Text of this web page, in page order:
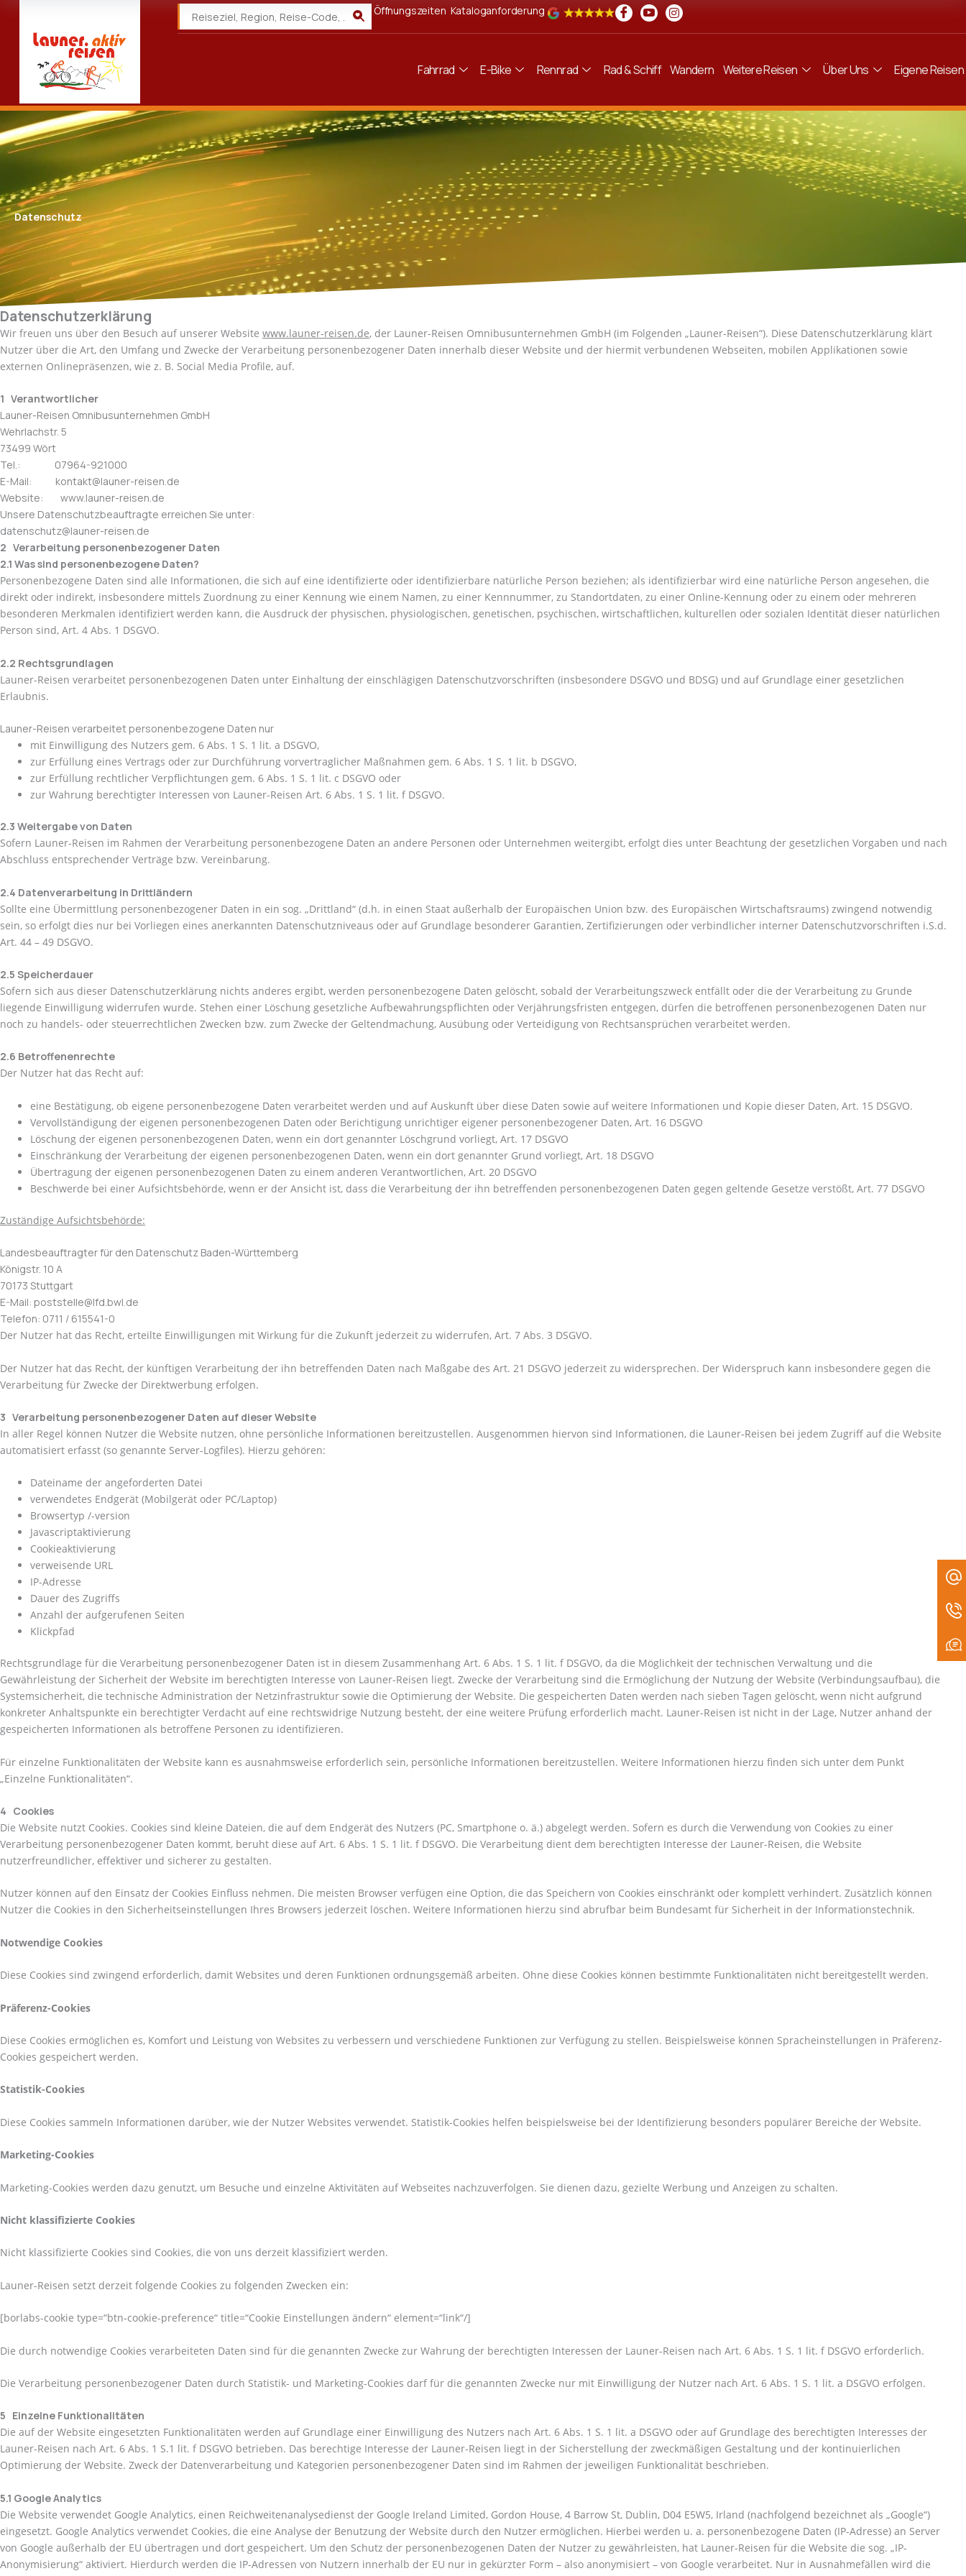
Öffnungszeiten Kataloganforderung
Fahrrad E-Bike Rennrad Rad & Schiff Wandern Weitere Reisen Über Uns Eigene Reisen
Datenschutz
­­Datenschutzerklärung
Wir freuen uns über den Besuch auf unserer Website www.launer-reisen.de, der Launer-Reisen Omnibusunternehmen GmbH (im Folgenden „Launer-Reisen“). Diese Datenschutzerklärung klärt
Nutzer über die Art, den Umfang und Zwecke der Verarbeitung personenbezogener Daten innerhalb dieser Website und der hiermit verbundenen Webseiten, mobilen Applikationen sowie
externen Onlinepräsenzen, wie z. B. Social Media Profile, auf.
1 Verantwortlicher­­
Launer-Reisen Omnibusunternehmen GmbH
Wehrlachstr. 5
73499 Wört
Tel.: 07964-921000
E-Mail: kontakt@launer-reisen.de
Website: www.launer-reisen.de
Unsere Datenschutzbeauftragte erreichen Sie unter:
datenschutz@launer-reisen.de
2 Verarbeitung personenbezogener Daten
2.1 Was sind personenbezogene Daten?
Personenbezogene Daten sind alle Informationen, die sich auf eine identifizierte oder identifizierbare natürliche Person beziehen; als identifizierbar wird eine natürliche Person angesehen, die
direkt oder indirekt, insbesondere mittels Zuordnung zu einer Kennung wie einem Namen, zu einer Kennnummer, zu Standortdaten, zu einer Online-Kennung oder zu einem oder mehreren
besonderen Merkmalen identifiziert werden kann, die Ausdruck der physischen, physiologischen, genetischen, psychischen, wirtschaftlichen, kulturellen oder sozialen Identität dieser natürlichen
Person sind, Art. 4 Abs. 1 DSGVO.
2.2 Rechtsgrundlagen
Launer-Reisen verarbeitet personenbezogenen Daten unter Einhaltung der einschlägigen Datenschutzvorschriften (insbesondere DSGVO und BDSG) und auf Grundlage einer gesetzlichen
Erlaubnis.
Launer-Reisen verarbeitet personenbezogene Daten nur
mit Einwilligung des Nutzers gem. 6 Abs. 1 S. 1 lit. a DSGVO,
zur Erfüllung eines Vertrags oder zur Durchführung vorvertraglicher Maßnahmen gem. 6 Abs. 1 S. 1 lit. b DSGVO,
zur Erfüllung rechtlicher Verpflichtungen gem. 6 Abs. 1 S. 1 lit. c DSGVO oder
zur Wahrung berechtigter Interessen von Launer-Reisen Art. 6 Abs. 1 S. 1 lit. f DSGVO.
2.3 Weitergabe von Daten
Sofern Launer-Reisen im Rahmen der Verarbeitung personenbezogene Daten an andere Personen oder Unternehmen weitergibt, erfolgt dies unter Beachtung der gesetzlichen Vorgaben und nach
Abschluss entsprechender Verträge bzw. Vereinbarung.
2.4 Datenverarbeitung in Drittländern
Sollte eine Übermittlung personenbezogener Daten in ein sog. „Drittland“ (d.h. in einen Staat außerhalb der Europäischen Union bzw. des Europäischen Wirtschaftsraums) zwingend notwendig
sein, so erfolgt dies nur bei Vorliegen eines anerkannten Datenschutzniveaus oder auf Grundlage besonderer Garantien, Zertifizierungen oder verbindlicher interner Datenschutzvorschriften i.S.d.
Art. 44 – 49 DSGVO.
2.5 Speicherdauer
Sofern sich aus dieser Datenschutzerklärung nichts anderes ergibt, werden personenbezogene Daten gelöscht, sobald der Verarbeitungszweck entfällt oder die der Verarbeitung zu Grunde
liegende Einwilligung widerrufen wurde. Stehen einer Löschung gesetzliche Aufbewahrungspflichten oder Verjährungsfristen entgegen, dürfen die betroffenen personenbezogenen Daten nur
noch zu handels- oder steuerrechtlichen Zwecken bzw. zum Zwecke der Geltendmachung, Ausübung oder Verteidigung von Rechtsansprüchen verarbeitet werden.
2.6 Betroffenenrechte
Der Nutzer hat das Recht auf:
eine Bestätigung, ob eigene personenbezogene Daten verarbeitet werden und auf Auskunft über diese Daten sowie auf weitere Informationen und Kopie dieser Daten, Art. 15 DSGVO.
Vervollständigung der eigenen personenbezogenen Daten oder Berichtigung unrichtiger eigener personenbezogener Daten, Art. 16 DSGVO
Löschung der eigenen personenbezogenen Daten, wenn ein dort genannter Löschgrund vorliegt, Art. 17 DSGVO
Einschränkung der Verarbeitung der eigenen personenbezogenen Daten, wenn ein dort genannter Grund vorliegt, Art. 18 DSGVO
Übertragung der eigenen personenbezogenen Daten zu einem anderen Verantwortlichen, Art. 20 DSGVO
Beschwerde bei einer Aufsichtsbehörde, wenn er der Ansicht ist, dass die Verarbeitung der ihn betreffenden personenbezogenen Daten gegen geltende Gesetze verstößt, Art. 77 DSGVO
Zuständige Aufsichtsbehörde:
Landesbeauftragter für den Datenschutz Baden-Württemberg
Königstr. 10 A
70173 Stuttgart
E-Mail: poststelle@lfd.bwl.de
Telefon: 0711 / 615541-0
Der Nutzer hat das Recht, erteilte Einwilligungen mit Wirkung für die Zukunft jederzeit zu widerrufen, Art. 7 Abs. 3 DSGVO.
Der Nutzer hat das Recht, der künftigen Verarbeitung der ihn betreffenden Daten nach Maßgabe des Art. 21 DSGVO jederzeit zu widersprechen. Der Widerspruch kann insbesondere gegen die
Verarbeitung für Zwecke der Direktwerbung erfolgen.
3 Verarbeitung personenbezogener Daten auf dieser Website
In aller Regel können Nutzer die Website nutzen, ohne persönliche Informationen bereitzustellen. Ausgenommen hiervon sind Informationen, die Launer-Reisen bei jedem Zugriff auf die Website
automatisiert erfasst (so genannte Server-Logfiles). Hierzu gehören:
Dateiname der angeforderten Datei
verwendetes Endgerät (Mobilgerät oder PC/Laptop)
Browsertyp /-version
Javascriptaktivierung
Cookieaktivierung
verweisende URL
IP-Adresse
Dauer des Zugriffs
Anzahl der aufgerufenen Seiten
Klickpfad
Rechtsgrundlage für die Verarbeitung personenbezogener Daten ist in diesem Zusammenhang Art. 6 Abs. 1 S. 1 lit. f DSGVO, da die Möglichkeit der technischen Verwaltung und die
Gewährleistung der Sicherheit der Website im berechtigten Interesse von Launer-Reisen liegt. Zwecke der Verarbeitung sind die Ermöglichung der Nutzung der Website (Verbindungsaufbau), die
Systemsicherheit, die technische Administration der Netzinfrastruktur sowie die Optimierung der Website. Die gespeicherten Daten werden nach sieben Tagen gelöscht, wenn nicht aufgrund
konkreter Anhaltspunkte ein berechtigter Verdacht auf eine rechtswidrige Nutzung besteht, der eine weitere Prüfung erforderlich macht. Launer-Reisen ist nicht in der Lage, Nutzer anhand der
gespeicherten Informationen als betroffene Personen zu identifizieren.
Für einzelne Funktionalitäten der Website kann es ausnahmsweise erforderlich sein, persönliche Informationen bereitzustellen. Weitere Informationen hierzu finden sich unter dem Punkt
„Einzelne Funktionalitäten“.
4 Cookies
Die Website nutzt Cookies. Cookies sind kleine Dateien, die auf dem Endgerät des Nutzers (PC, Smartphone o. ä.) abgelegt werden. Sofern es durch die Verwendung von Cookies zu einer
Verarbeitung personenbezogener Daten kommt, beruht diese auf Art. 6 Abs. 1 S. 1 lit. f DSGVO. Die Verarbeitung dient dem berechtigten Interesse der Launer-Reisen, die Website
nutzerfreundlicher, effektiver und sicherer zu gestalten.
Nutzer können auf den Einsatz der Cookies Einfluss nehmen. Die meisten Browser verfügen eine Option, die das Speichern von Cookies einschränkt oder komplett verhindert. Zusätzlich können
Nutzer die Cookies in den Sicherheitseinstellungen Ihres Browsers jederzeit löschen. Weitere Informationen hierzu sind abrufbar beim Bundesamt für Sicherheit in der Informationstechnik.
Notwendige Cookies
Diese Cookies sind zwingend erforderlich, damit Websites und deren Funktionen ordnungsgemäß arbeiten. Ohne diese Cookies können bestimmte Funktionalitäten nicht bereitgestellt werden.
Präferenz-Cookies
Diese Cookies ermöglichen es, Komfort und Leistung von Websites zu verbessern und verschiedene Funktionen zur Verfügung zu stellen. Beispielsweise können Spracheinstellungen in Präferenz-
Cookies gespeichert werden.
Statistik-Cookies
Diese Cookies sammeln Informationen darüber, wie der Nutzer Websites verwendet. Statistik-Cookies helfen beispielsweise bei der Identifizierung besonders populärer Bereiche der Website.
Marketing-Cookies
Marketing-Cookies werden dazu genutzt, um Besuche und einzelne Aktivitäten auf Webseites nachzuverfolgen. Sie dienen dazu, gezielte Werbung und Anzeigen zu schalten.
Nicht klassifizierte Cookies
Nicht klassifizierte Cookies sind Cookies, die von uns derzeit klassifiziert werden.
Launer-Reisen setzt derzeit folgende Cookies zu folgenden Zwecken ein:
[borlabs-cookie type=“btn-cookie-preference“ title=“Cookie Einstellungen ändern“ element=“link“/]
Die durch notwendige Cookies verarbeiteten Daten sind für die genannten Zwecke zur Wahrung der berechtigten Interessen der Launer-Reisen nach Art. 6 Abs. 1 S. 1 lit. f DSGVO erforderlich.
Die Verarbeitung personenbezogener Daten durch Statistik- und Marketing-Cookies darf für die genannten Zwecke nur mit Einwilligung der Nutzer nach Art. 6 Abs. 1 S. 1 lit. a DSGVO erfolgen.
5 Einzelne Funktionalitäten
Die auf der Website eingesetzten Funktionalitäten werden auf Grundlage einer Einwilligung des Nutzers nach Art. 6 Abs. 1 S. 1 lit. a DSGVO oder auf Grundlage des berechtigten Interesses der
Launer-Reisen nach Art. 6 Abs. 1 S.1 lit. f DSGVO betrieben. Das berechtige Interesse der Launer-Reisen liegt in der Sicherstellung der zweckmäßigen Gestaltung und der kontinuierlichen
Optimierung der Website. Zweck der Datenverarbeitung und Kategorien personenbezogener Daten sind im Rahmen der jeweiligen Funktionalität beschrieben.
5.1 Google Analytics
Die Website verwendet Google Analytics, einen Reichweitenanalysedienst der Google Ireland Limited, Gordon House, 4 Barrow St, Dublin, D04 E5W5, Irland (nachfolgend bezeichnet als „Google“)
eingesetzt. Google Analytics verwendet Cookies, die eine Analyse der Benutzung der Website durch den Nutzer ermöglichen. Hierbei werden u. a. personenbezogene Daten (IP-Adresse) an Server
von Google außerhalb der EU übertragen und dort gespeichert. Um den Schutz der personenbezogenen Daten der Nutzer zu gewährleisten, hat Launer-Reisen für die Website die sog. „IP-
Anonymisierung“ aktiviert. Hierdurch werden die IP-Adressen von Nutzern innerhalb der EU nur in gekürzter Form – also anonymisiert – von Google verarbeitet. Nur in Ausnahmefällen wird die